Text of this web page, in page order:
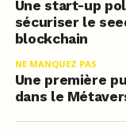
Une start-up
sécuriser le
blockchain
NE MANQUEZ PAS
Une première
dans le